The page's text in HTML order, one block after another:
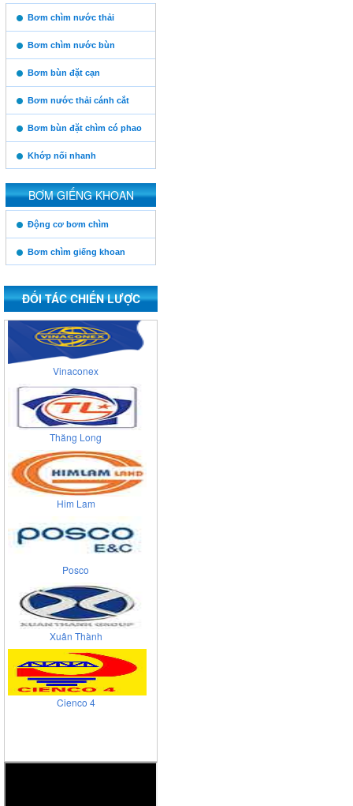
https:/www.high-
endrolex.com/13
Bơm chìm nước thải
Bơm chìm nước bùn
Bơm bùn đặt cạn
Bơm nước thải cánh cắt
Bơm bùn đặt chìm có phao
Khớp nối nhanh
BƠM GIẾNG KHOAN
https:/www.high-
endrolex.com/13
Động cơ bơm chìm
Bơm chìm giếng khoan
ĐỐI TÁC CHIẾN LƯỢC
Vinaconex
Thăng Long
Him Lam
Posco
Xuân Thành
Cienco 4